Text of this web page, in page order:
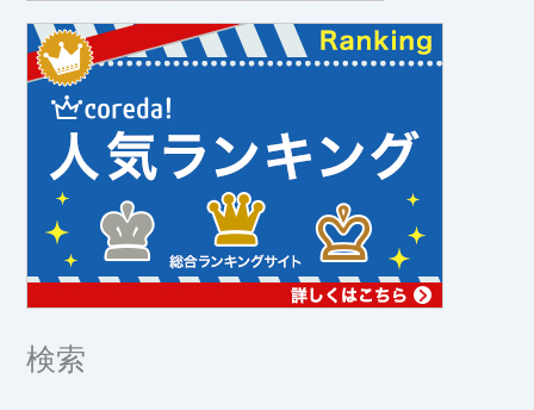
検索